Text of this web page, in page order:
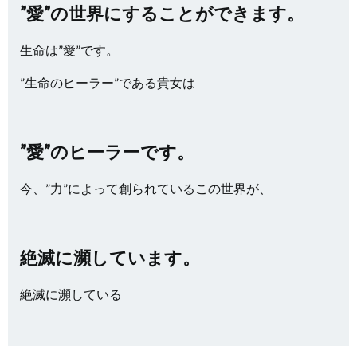
”愛”の世界にすることができます。
生命は”愛”です。
”生命のヒーラー”である貴女は
”愛”のヒーラーです。
今、”力”によって創られているこの世界が、
絶滅に瀕しています。
絶滅に瀕している